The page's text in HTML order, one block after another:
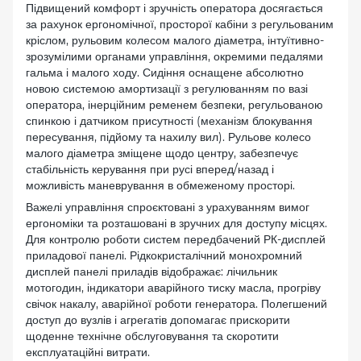
Підвищений комфорт і зручність оператора досягається
за рахунок ергономічної, просторої кабіни з регульованим
кріслом, рульовим колесом малого діаметра, інтуїтивно-
зрозумілими органами управління, окремими педалями
гальма і малого ходу. Сидіння оснащене абсолютно
новою системою амортизації з регулюванням по вазі
оператора, інерційним ременем безпеки, регульованою
спинкою і датчиком присутності (механізм блокування
пересування, підйому та нахилу вил). Рульове колесо
малого діаметра зміщене щодо центру, забезпечує
стабільність керування при русі вперед/назад і
можливість маневрування в обмеженому просторі.
Важелі управління спроєктовані з урахуванням вимог
ергономіки та розташовані в зручних для доступу місцях.
Для контролю роботи систем передбачений РК-дисплей
приладової панелі. Рідкокристалічний монохромний
дисплей панелі приладів відображає: лічильник
мотогодин, індикатори аварійного тиску масла, прогріву
свічок накалу, аварійної роботи генератора. Полегшений
доступ до вузлів і агрегатів допомагає прискорити
щоденне технічне обслуговування та скоротити
експлуатаційні витрати.